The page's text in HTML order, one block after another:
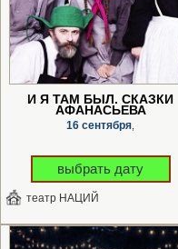
И Я ТАМ БЫЛ. СКАЗКИ
АФАНАСЬЕВА
16 сентября
выбрать дату
театр НАЦИЙ